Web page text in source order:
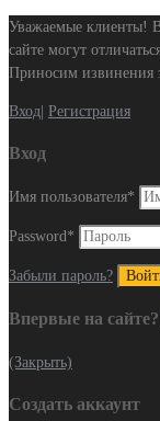
Уважаемые клиенты!
сайте могут
Приносим извинения
Вход Регистрация
Вход
Имя пользователя*
Password *
Забыли пароль?
Впервые на сайте?
(Закрыть)
Создать аккаунт